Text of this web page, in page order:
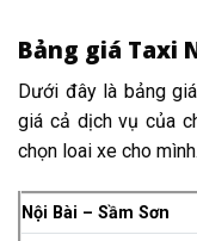
Bảng giá Taxi
Dưới đây là bảng
giá cả dịch vụ của
chọn loai xe cho mình.
Nội Bài – Sầm Sơn